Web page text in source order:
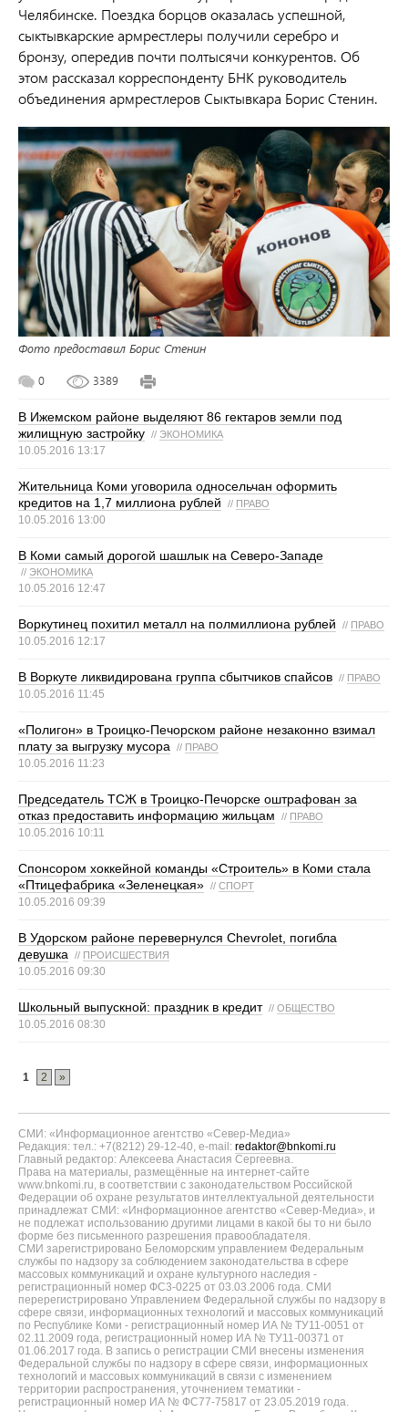
Челябинске. Поездка борцов оказалась успешной,
сыктывкарские армрестлеры получили серебро и
бронзу, опередив почти полтысячи конкурентов. Об
этом рассказал корреспонденту БНК руководитель
объединения армрестлеров Сыктывкара Борис Стенин.
Фото предоставил Борис Стенин
0 3389
В Ижемском районе выделяют 86 гектаров земли под
жилищную застройку // ЭКОНОМИКА
10.05.2016 13:17
Жительница Коми уговорила односельчан оформить
кредитов на 1,7 миллиона рублей
// ПРАВО
10.05.2016 13:00
В Коми самый дорогой шашлык на Северо-Западе
// ЭКОНОМИКА
10.05.2016 12:47
Воркутинец похитил металл на полмиллиона рублей // ПРАВО
10.05.2016 12:17
В Воркуте ликвидирована группа сбытчиков спайсов // ПРАВО
10.05.2016 11:45
«Полигон» в Троицко-Печорском районе незаконно взимал
плату за выгрузку мусора
// ПРАВО
10.05.2016 11:23
Председатель ТСЖ в Троицко-Печорске оштрафован за
отказ предоставить информацию жильцам
// ПРАВО
10.05.2016 10:11
Спонсором хоккейной команды «Строитель» в Коми стала
«Птицефабрика «Зеленецкая» // СПОРТ
10.05.2016 09:39
В Удорском районе перевернулся Chevrolet, погибла
девушка
// ПРОИСШЕСТВИЯ
10.05.2016 09:30
Школьный выпускной: праздник в кредит // ОБЩЕСТВО
10.05.2016 08:30
1 2 »
СМИ: «Информационное агентство «Север-Медиа»
Редакция: тел.: +7(8212) 29-12-40, e-mail: redaktor@bnkomi.ru
Главный редактор: Алексеева Анастасия Сергеевна.
Права на материалы, размещённые на интернет-сайте
www.bnkomi.ru, в соответствии с законодательством Российской
Федерации об охране результатов интеллектуальной деятельности
принадлежат СМИ: «Информационное агентство «Север-Медиа», и
не подлежат использованию другими лицами в какой бы то ни было
форме без письменного разрешения правообладателя.
СМИ зарегистрировано Беломорским управлением Федеральным
службы по надзору за соблюдением законодательства в сфере
массовых коммуникаций и охране культурного наследия -
регистрационный номер ФС3-0225 от 03.03.2006 года. СМИ
перерегистрировано Управлением Федеральной службы по надзору в
сфере связи, информационных технологий и массовых коммуникаций
по Республике Коми - регистрационный номер ИА № ТУ11-0051 от
02.11.2009 года, регистрационный номер ИА № ТУ11-00371 от
01.06.2017 года. В запись о регистрации СМИ внесены изменения
Федеральной службы по надзору в сфере связи, информационных
технологий и массовых коммуникаций в связи с изменением
территории распространения, уточнением тематики -
регистрационный номер ИА № ФС77-75817 от 23.05.2019 года.